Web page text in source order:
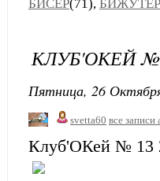
БИСЕР(71),
КЛУБ'ОКЕЙ №
Пятница, 26
svetta60 все записи
Клуб'ОКей № 13